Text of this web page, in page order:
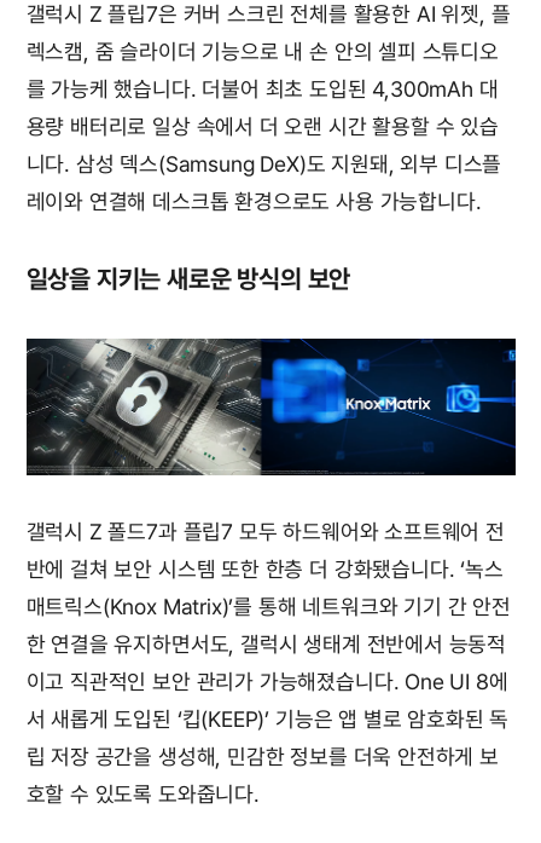
갤럭시 Z 플립7은 커버 스크린 전체를 활용한 AI 위젯, 플
렉스캠, 줌 슬라이더 기능으로 내 손 안의 셀피 스튜디오
를 가능케 했습니다. 더불어 최초 도입된 4,300mAh 대
용량 배터리로 일상 속에서 더 오랜 시간 활용할 수 있습
니다. 삼성 덱스(Samsung DeX)도 지원돼, 외부 디스플
레이와 연결해 데스크톱 환경으로도 사용 가능합니다.
일상을 지키는 새로운 방식의 보안
갤럭시 Z 폴드7과 플립7 모두 하드웨어와 소프트웨어 전
반에 걸쳐 보안 시스템 또한 한층 더 강화됐습니다. ‘녹스
매트릭스(Knox Matrix)’를 통해 네트워크와 기기 간 안전
한 연결을 유지하면서도, 갤럭시 생태계 전반에서 능동적
이고 직관적인 보안 관리가 가능해졌습니다. One UI 8에
서 새롭게 도입된 ‘킵(KEEP)’ 기능은 앱 별로 암호화된 독
립 저장 공간을 생성해, 민감한 정보를 더욱 안전하게 보
호할 수 있도록 도와줍니다.